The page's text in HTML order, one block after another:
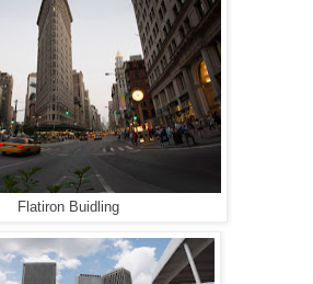
Flatiron Buidling